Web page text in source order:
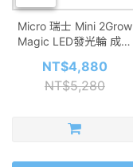
Micro 瑞士 Mini 2Grow
Magic LED發光輪 成長
步車模式) - 多款可選
NT$4,880
NT$5,280